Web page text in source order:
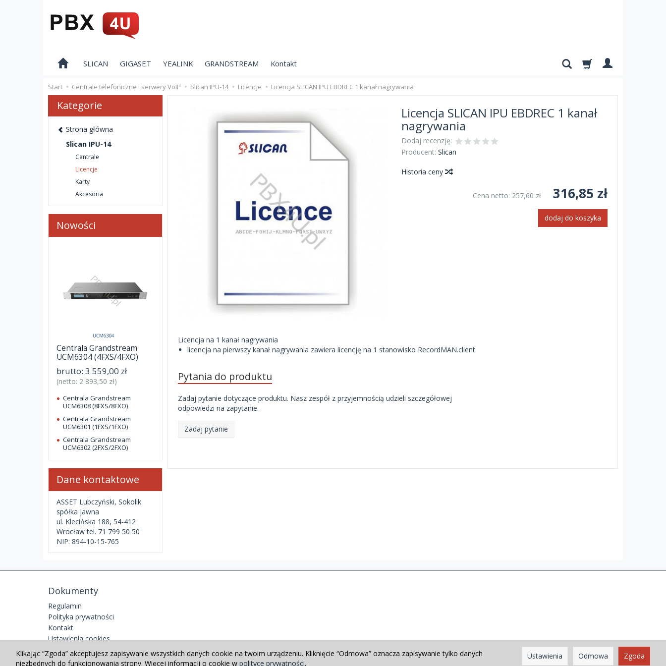
SLICAN GIGASET YEALINK GRANDSTREAM Kontakt
Start Centrale telefoniczne i serwery VoIP Slican IPU-14 Licencje Licencja SLICAN IPU EBDREC 1 kanał nagrywania
Licencja SLICAN IPU EBDREC 1 kanał
nagrywania
Dodaj recenzję:
Producent: Slican
Historia ceny
Cena netto: 257,60 zł 316,85 zł
dodaj do koszyka
Licencja na 1 kanał nagrywania
licencja na pierwszy kanał nagrywania zawiera licencję na 1 stanowisko RecordMAN.client
Pytania do produktu
Zadaj pytanie dotyczące produktu. Nasz zespół z przyjemnością udzieli szczegółowej
odpowiedzi na zapytanie.
Zadaj pytanie
Kategorie
Strona główna
Slican IPU-14
Centrale
Licencje
Karty
Akcesoria
Nowości
Centrala Grandstream
UCM6304 (4FXS/4FXO)
brutto: 3 559,00 zł
(netto: 2 893,50 zł)
Centrala Grandstream
UCM6308 (8FXS/8FXO)
Centrala Grandstream
UCM6301 (1FXS/1FXO)
Centrala Grandstream
UCM6302 (2FXS/2FXO)
Dane kontaktowe
ASSET Lubczyński, Sokolik
spółka jawna
ul. Klecińska 188, 54-412
Wrocław tel. 71 799 50 50
NIP: 894-10-15-765
Dokumenty
Regulamin
Polityka prywatności
Kontakt
Ustawienia cookies
Klikając “Zgoda” akceptujesz zapisywanie wszystkich danych cookie na twoim urządzeniu. Kliknięcie “Odmowa” oznacza zapisywanie tylko danych
niezbędnych do funkcjonowania strony. Więcej informacji o cookie w polityce prywatności.
Ustawienia Odmowa Zgoda